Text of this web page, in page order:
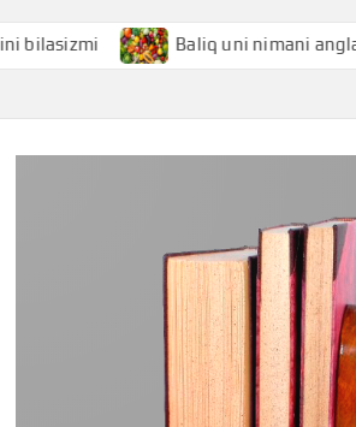
Baliq uni nimani